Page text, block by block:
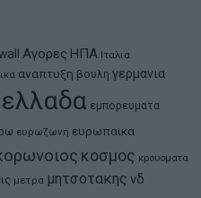
Αγορες ΗΠΑ Ιταλια
αναπτυξη βουλη γερμανια
ελλαδα εμπορευματα
ευρωζωνη ευρωπαικα
κοσμος κρουσματα
μετρα μητσοτακης νδ